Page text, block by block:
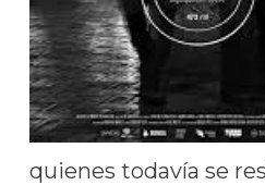
quienes todavía se